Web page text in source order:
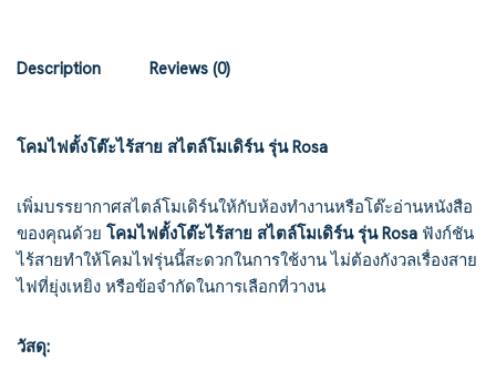
Description Reviews (0)
โคมไฟตั้งโต๊ะไร้สาย สไตล์โมเดิร์น รุ่น Rosa
เพิ่มบรรยากาศสไตล์โมเดิร์นให้กับห้องทำงานหรือโต๊ะอ่านหนังสือ
ของคุณด้วย โคมไฟตั้งโต๊ะไร้สาย สไตล์โมเดิร์น รุ่น Rosa ฟังก์ชัน
ไร้สายทำให้โคมไฟรุ่นนี้สะดวกในการใช้งาน ไม่ต้องกังวลเรื่องสาย
ไฟที่ยุ่งเหยิง หรือข้อจำกัดในการเลือกที่วางน
วัสดุ: